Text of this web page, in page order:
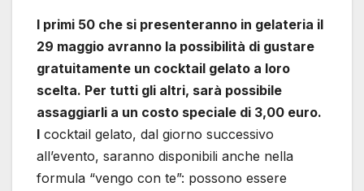
I primi 50 che si presenteranno in gelateria il
29 maggio avranno la possibilità di gustare
gratuitamente un cocktail gelato a loro
scelta. Per tutti gli altri, sarà possibile
assaggiarli a un costo speciale di 3,00 euro.
I cocktail gelato, dal giorno successivo
all’evento, saranno disponibili anche nella
formula “vengo con te”: possono essere